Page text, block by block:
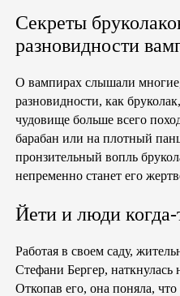
Секреты
разновидности
О вампирах слышали
разновидности, как
чудовище больше всего
барабан или на плотный
пронзительный вопль
непременно станет его
Йети и люди
Работая в своем саду,
Стефани Бергер, наткнулась
Откопав его, она поняла,